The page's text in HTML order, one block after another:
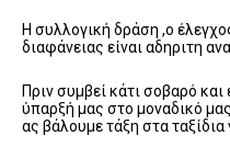
Η συλλογική δράση ,ο
διαφάνειας είναι αδηριτη
Πριν συμβεί κάτι σοβαρό
ύπαρξή μας στο μοναδικό
ας βάλουμε τάξη στα